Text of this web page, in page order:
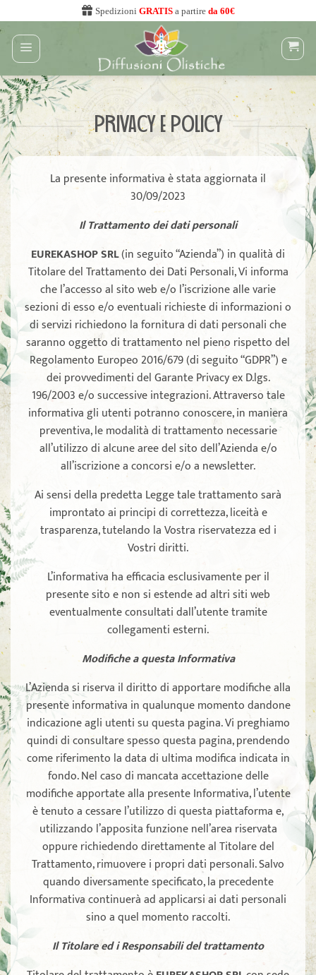
ai
contenuti
Spedizioni GRATIS a partire da 60€
PRIVACY E POLICY
La presente informativa è stata aggiornata il
30/09/2023
Il Trattamento dei dati personali
EUREKASHOP SRL(in seguito “Azienda”) in qualità di
Titolare del Trattamento dei Dati Personali, Vi informa
che l’accesso al sito web e/o l’iscrizione alle varie
sezioni di esso e/o eventuali richieste di informazioni o
di servizi richiedono la fornitura di dati personali che
saranno oggetto di trattamento nel pieno rispetto del
Regolamento Europeo 2016/679 (di seguito “GDPR”) e
dei provvedimenti del Garante Privacy ex D.lgs.
196/2003 e/o successive integrazioni. Attraverso tale
informativa gli utenti potranno conoscere, in maniera
preventiva, le modalità di trattamento necessarie
all’utilizzo di alcune aree del sito dell’Azienda e/o
all’iscrizione a concorsi e/o a newsletter.
Ai sensi della predetta Legge tale trattamento sarà
improntato ai principi di correttezza, liceità e
trasparenza, tutelando la Vostra riservatezza ed i
Vostri diritti.
L’informativa ha efficacia esclusivamente per il
presente sito e non si estende ad altri siti web
eventualmente consultati dall’utente tramite
collegamenti esterni.
Modifiche a questa Informativa
L’Azienda si riserva il diritto di apportare modifiche alla
presente informativa in qualunque momento dandone
indicazione agli utenti su questa pagina. Vi preghiamo
quindi di consultare spesso questa pagina, prendendo
come riferimento la data di ultima modifica indicata in
fondo. Nel caso di mancata accettazione delle
modifiche apportate alla presente Informativa, l’utente
è tenuto a cessare l’utilizzo di questa piattaforma e,
utilizzando l’apposita funzione nell’area riservata
oppure richiedendo direttamente al Titolare del
Trattamento, rimuovere i propri dati personali. Salvo
quando diversamente specificato, la precedente
Informativa continuerà ad applicarsi ai dati personali
sino a quel momento raccolti.
Il Titolare ed i Responsabili del trattamento